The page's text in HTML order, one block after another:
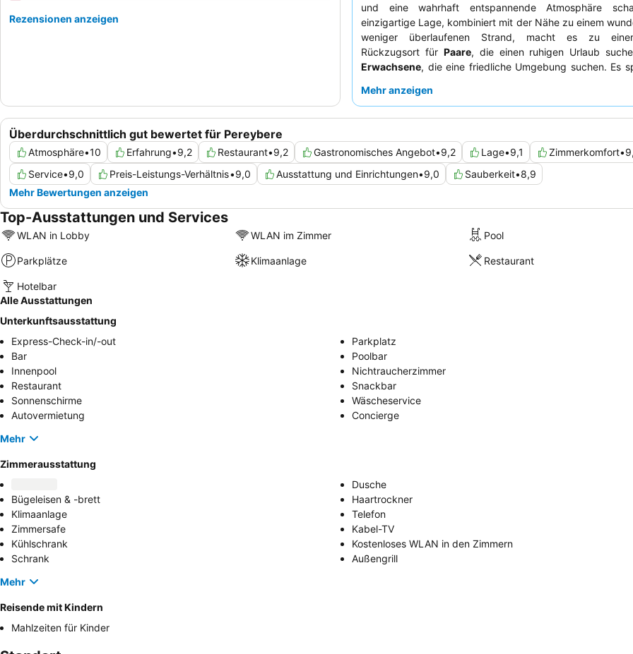
und eine wahrhaft entspannende Atmosphäre
einzigartige Lage, kombiniert mit der Nähe zu einem
weniger überlaufenen Strand, macht es zu
Rückzugsort für Paare, die einen ruhigen Urlaub
Erwachsene, die eine friedliche Umgebung suchen. Es
an, die die natürliche Schönheit der Insel erkunden
Aufenthalt optimal zu nutzen, sollten Sie die günstige
direkt vor der Tür nutzen, um die Gegend zu erkunden,
dem flexiblen Halbpensions-Gutschriftssystem für
erkundigen, das abwechslungsreiche kulinarische
Mehr anzeigen
Überdurchschnittlich gut bewertet für Pereybere
Atmosphäre•10 Erfahrung•9,2 Restaurant•9,2 Gastronomisches Angebot•9,2 Lage•9,1 Zimmerkomfort•
Service•9,0 Preis-Leistungs-Verhältnis•9,0 Ausstattung und Einrichtungen•9,0 Sauberkeit•8,9
Mehr Bewertungen anzeigen
Rezensionen anzeigen
Top-Ausstattungen und Services
WLAN in Lobby WLAN im Zimmer Pool
Parkplätze Klimaanlage Restaurant
Hotelbar
Alle Ausstattungen
Unterkunftsausstattung
Express-Check-in/-out
Parkplatz
Bar
Poolbar
Innenpool
Nichtraucherzimmer
Restaurant
Snackbar
Sonnenschirme
Wäscheservice
Autovermietung
Concierge
Mehr
Zimmerausstattung
Dusche
Bügeleisen & -brett
Haartrockner
Klimaanlage
Telefon
Zimmersafe
Kabel-TV
Kühlschrank
Kostenloses WLAN in den Zimmern
Schrank
Außengrill
Mehr
Reisende mit Kindern
Mahlzeiten für Kinder